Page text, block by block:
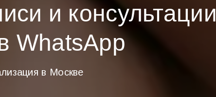
и консультации
WhatsApp
в Москве